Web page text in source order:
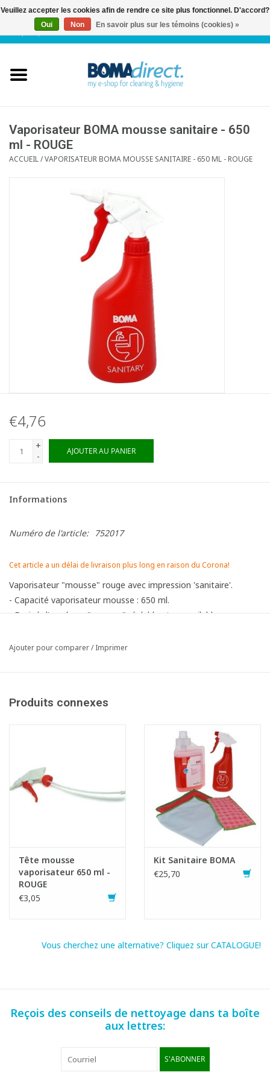
FR| 0 Articles
Service client
Blog
Vaporisateur BOMA mousse sanitaire - 650
ml - ROUGE
ACCUEIL/VAPORISATEUR BOMA MOUSSE SANITAIRE - 650 ML - ROUGE
€4,76
+
-
AJOUTER AU PANIER
Informations
Numéro de l'article: 752017
Cet article a un délai de livraison plus long en raison du Corona!
Vaporisateur "mousse" rouge avec impression 'sanitaire'.
- Capacité vaporisateur mousse : 650 ml.
- Equipé d'une buse "mousse" réglable et verrouilable avec une
Article composé des éléments suivants:
1x752010 Tête mousse vaporisateur 650 ml - ROUGE
Ajouter pour comparer/Imprimer
Produits connexes
Tête mousse
vaporisateur 650 ml -
ROUGE
€3,05
Kit Sanitaire BOMA
€25,70
Vous cherchez une alternative? Cliquez sur CATALOGUE!
Reçois des conseils de nettoyage dans ta boîte
aux lettres:
S'ABONNER
Veuillez accepter les cookies afin de rendre ce site plus fonctionnel. D'accord?
Oui
Non En savoir plus sur les témoins (cookies) »